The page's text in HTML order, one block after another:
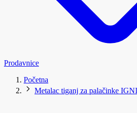
Prodavnice
Početna
Metalac tiganj za palačinke